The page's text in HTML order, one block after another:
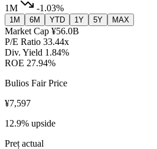
1M
-1.03%
1M 6M YTD 1Y 5Y MAX
Market Cap ¥56.0B
P/E Ratio 33.44x
Div. Yield 1.84%
ROE 27.94%
Bulios Fair Price
¥7,597
12.9% upside
Preț actual